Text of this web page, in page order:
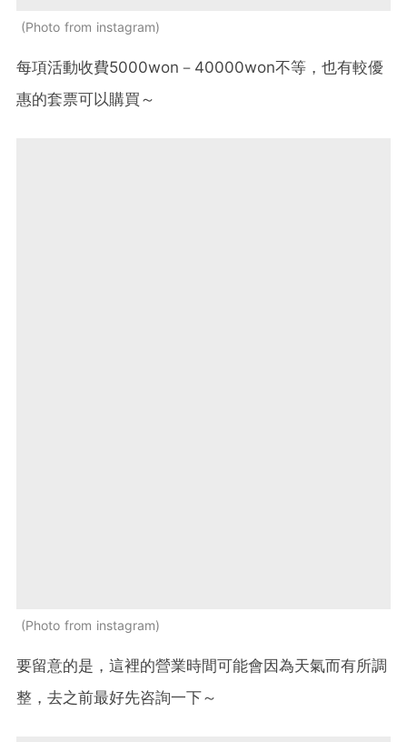
Photo from instagram
每項活動收費5000won－40000won不等，也有較優
惠的套票可以購買～
Photo from instagram
要留意的是，這裡的營業時間可能會因為天氣而有所調
整，去之前最好先咨詢一下～